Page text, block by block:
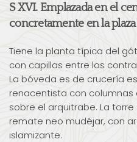
S XVI. Emplazada en el
concretamente en la
Tiene la planta típica del
con capillas entre los
La bóveda es de crucería
renacentista con columnas
sobre el arquitrabe. La
remate neo mudéjar, con
islamizante.